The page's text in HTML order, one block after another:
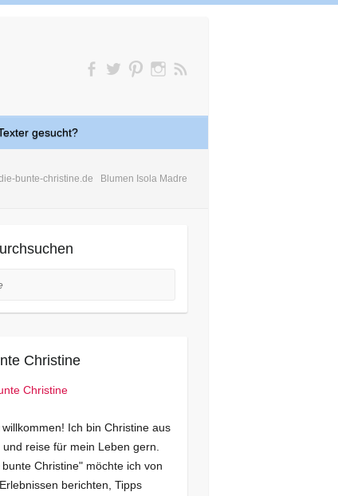
gesucht?
bunte-christine.de Blumen Isola Madre
Christine
willkommen! Ich bin Christine aus
und reise für mein Leben gern.
Christine" möchte ich von
berichten, Tipps